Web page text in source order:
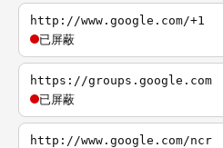
http://www.google.com/+1
已屏蔽
https://groups.google.com
已屏蔽
http://www.google.com/ncr